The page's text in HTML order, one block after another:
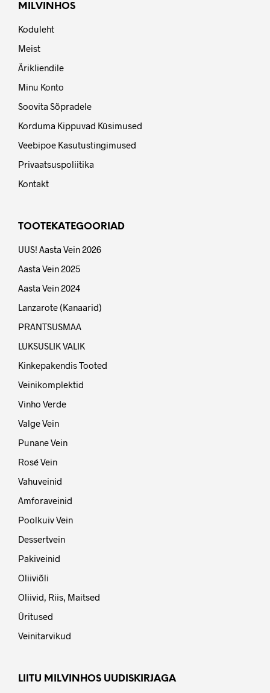
MILVINHOS
Koduleht
Meist
Ärikliendile
Minu Konto
Soovita Sõpradele
Korduma Kippuvad Küsimused
Veebipoe Kasutustingimused
Privaatsuspoliitika
Kontakt
TOOTEKATEGOORIAD
UUS! Aasta Vein 2026
Aasta Vein 2025
Aasta Vein 2024
Lanzarote (Kanaarid)
PRANTSUSMAA
LUKSUSLIK VALIK
Kinkepakendis Tooted
Veinikomplektid
Vinho Verde
Valge Vein
Punane Vein
Rosé Vein
Vahuveinid
Amforaveinid
Poolkuiv Vein
Dessertvein
Pakiveinid
Oliiviõli
Oliivid, Riis, Maitsed
Üritused
Veinitarvikud
LIITU MILVINHOS UUDISKIRJAGA